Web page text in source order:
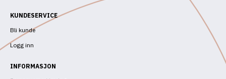
KUNDESERVICE
Bli kunde
Logg inn
INFORMASJON